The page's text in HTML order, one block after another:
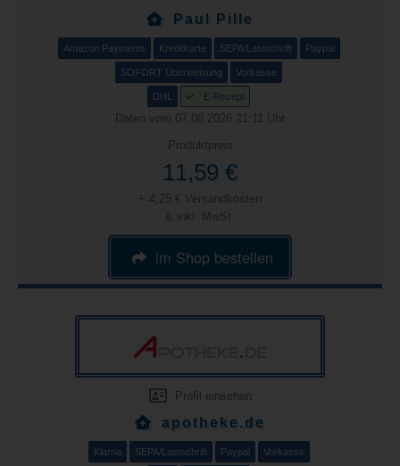
Paul Pille
Amazon Payments Kreditkarte SEPA/Lastschrift Paypal
SOFORT Überweisung Vorkasse
DHL E-Rezept
Daten vom 07.08.2026 21:11 Uhr
Produktpreis
11,59 €
+ 4,25 € Versandkosten
& inkl. MwSt.
im Shop bestellen
Profil einsehen
apotheke.de
Klarna SEPA/Lastschrift Paypal Vorkasse